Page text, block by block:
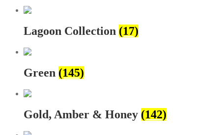
Lagoon Collection (17)
Green (145)
Gold, Amber & Honey (142)